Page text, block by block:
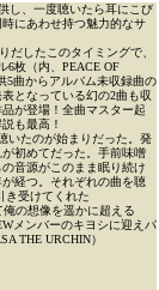
し、一度聴いたら耳にこび
にあわせ持つ魅力的なサ
だしたこのタイミングで、
6枚（内、PEACE OF
5曲からアルバム未収録曲の
となっている幻の2曲も収
が登場！全曲マスター起
も最高！
いたのが始まりだった。発
初めてだった。手前味噌
音源がこのまま眠り続け
経つ。それぞれの曲を聴
き受けてくれた
俺の想像を遥かに超える
メンバーのキヨシに迎えパ
THE URCHIN）